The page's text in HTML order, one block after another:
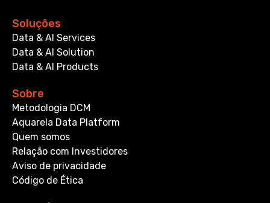
Soluções
Data & AI Services
Data & AI Solution
Data & AI Products
Sobre
Metodologia DCM
Aquarela Data Platform
Quem somos
Relação com Investidores
Aviso de privacidade
Código de Ética